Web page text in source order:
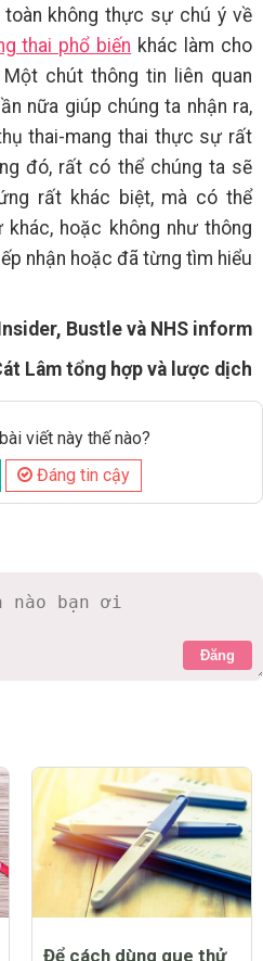
toàn không thực sự chú ý về
thai phổ biến khác làm cho
chút thông tin liên quan
nữa giúp chúng ta nhận ra,
thai-mang thai thực sự rất
đó, rất có thể chúng ta sẽ
rất khác biệt, mà có thể
khác, hoặc không như thông
nhận hoặc đã từng tìm hiểu
Bustle và NHS inform
Lâm tổng hợp và lược dịch
viết này thế nào?
Đáng tin cậy
Đăng
Để cách dùng que thử